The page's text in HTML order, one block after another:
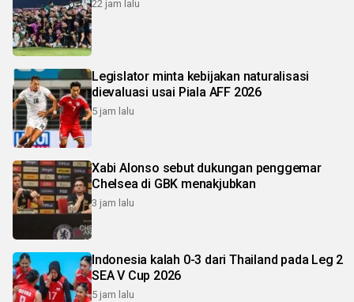
22 jam lalu
Legislator minta kebijakan naturalisasi
dievaluasi usai Piala AFF 2026
5 jam lalu
Xabi Alonso sebut dukungan penggemar
Chelsea di GBK menakjubkan
3 jam lalu
Indonesia kalah 0-3 dari Thailand pada Leg 2
SEA V Cup 2026
5 jam lalu